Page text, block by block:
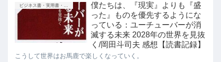
僕たちは、『現実』よりも『盛
った』ものを優先するようにな
っている：ユーチューバーが消
滅する未来 2028年の世界を見抜
く/岡田斗司夫 感想【読書記録】
こうして世界はお馬鹿で楽しくなっていく。